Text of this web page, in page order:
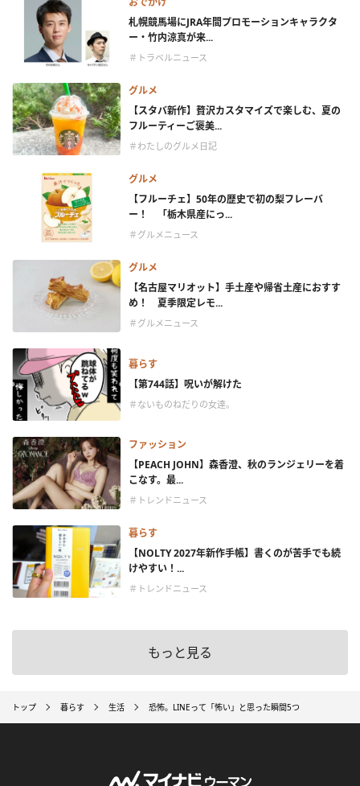
札幌競馬場にJRA年間プロモーションキャラクタ
ー・竹内涼真が来...
＃トラベルニュース
グルメ
【スタバ新作】贅沢カスタマイズで楽しむ、夏の
フルーティーご褒美...
＃わたしのグルメ日記
グルメ
【フルーチェ】50年の歴史で初の梨フレーバ
ー！ 「栃木県産にっ...
＃グルメニュース
グルメ
【名古屋マリオット】手土産や帰省土産におすす
め！ 夏季限定レモ...
＃グルメニュース
暮らす
【第744話】呪いが解けた
＃ないものねだりの女達。
ファッション
【PEACH JOHN】森香澄、秋のランジェリーを着
こなす。最...
＃トレンドニュース
暮らす
【NOLTY 2027年新作手帳】書くのが苦手でも続
けやすい！...
＃トレンドニュース
もっと見る
トップ 暮らす 生活 恐怖。LINEって「怖い」と思った瞬間5つ